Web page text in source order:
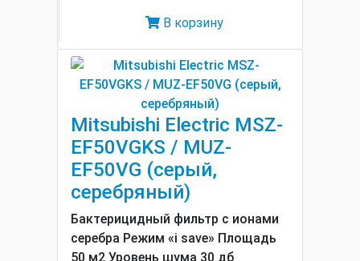
В корзину
Mitsubishi Electric MSZ-
EF50VGKS / MUZ-
EF50VG (серый,
серебряный)
Бактерицидный фильтр с ионами
серебра Режим «i save» Площадь
50 м2 Уровень шума 30 дб